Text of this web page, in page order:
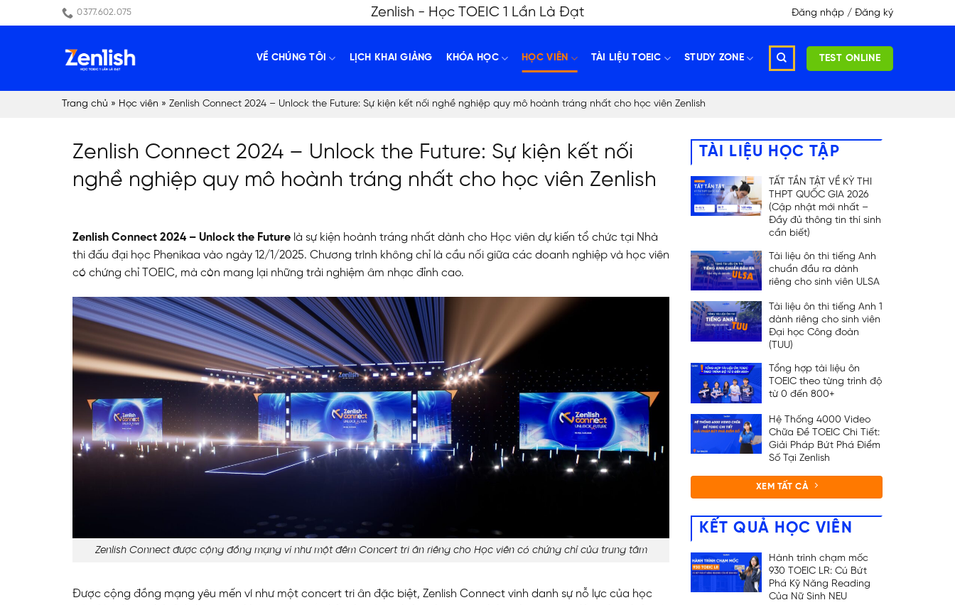
to
0377.602.075 Zenlish - Học TOEIC 1 Lần Là Đạt Đăng nhập / Đăng ký
VỀ CHÚNG TÔI LỊCH KHAI GIẢNG KHÓA HỌC HỌC VIÊN TÀI LIỆU TOEIC STUDY ZONE TEST ONLINE
Trang chủ » Học viên » Zenlish Connect 2024 – Unlock the Future: Sự kiện kết nối nghề nghiệp quy mô hoành tráng nhất cho học viên Zenlish
Zenlish Connect 2024 – Unlock the Future: Sự kiện kết nối
nghề nghiệp quy mô hoành tráng nhất cho học viên Zenlish
Zenlish Connect 2024 – Unlock the Future là sự kiện hoành tráng nhất dành cho Học viên dự kiến tổ chức tại Nhà
thi đấu đại học Phenikaa vào ngày 12/1/2025. Chương trình không chỉ là cầu nối giữa các doanh nghiệp và học viên
có chứng chỉ TOEIC, mà còn mang lại những trải nghiệm âm nhạc đỉnh cao.
Zenlish Connect được cộng đồng mạng ví như một đêm Concert tri ân riêng cho Học viên có chứng chỉ của trung tâm
Được cộng đồng mạng yêu mến ví như một concert tri ân đặc biệt, Zenlish Connect vinh danh sự nỗ lực của học
TÀI LIỆU HỌC TẬP
TẤT TẦN TẬT VỀ KỲ THI
THPT QUỐC GIA 2026
(Cập nhật mới nhất –
Đầy đủ thông tin thí sinh
cần biết)
Tài liệu ôn thi tiếng Anh
chuẩn đầu ra dành
riêng cho sinh viên ULSA
Tài liệu ôn thi tiếng Anh 1
dành riêng cho sinh viên
Đại học Công đoàn
(TUU)
Tổng hợp tài liệu ôn
TOEIC theo từng trình độ
từ 0 đến 800+
Hệ Thống 4000 Video
Chữa Đề TOEIC Chi Tiết:
Giải Pháp Bứt Phá Điểm
Số Tại Zenlish
XEM TẤT CẢ
KẾT QUẢ HỌC VIÊN
Hành trình chạm mốc
930 TOEIC LR: Cú Bứt
Phá Kỹ Năng Reading
Của Nữ Sinh NEU